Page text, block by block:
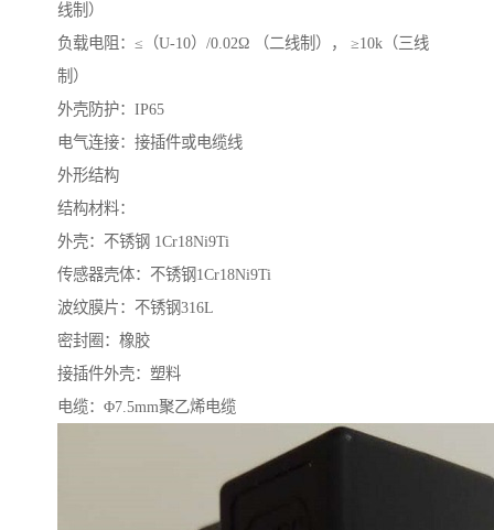
线制）
负载电阻：≤（U-10）/0.02Ω （二线制）， ≥10k（三线
制）
外壳防护：IP65
电气连接：接插件或电缆线
外形结构
结构材料：
外壳：不锈钢 1Cr18Ni9Ti
传感器壳体：不锈钢1Cr18Ni9Ti
波纹膜片：不锈钢316L
密封圈：橡胶
接插件外壳：塑料
电缆：Φ7.5mm聚乙烯电缆